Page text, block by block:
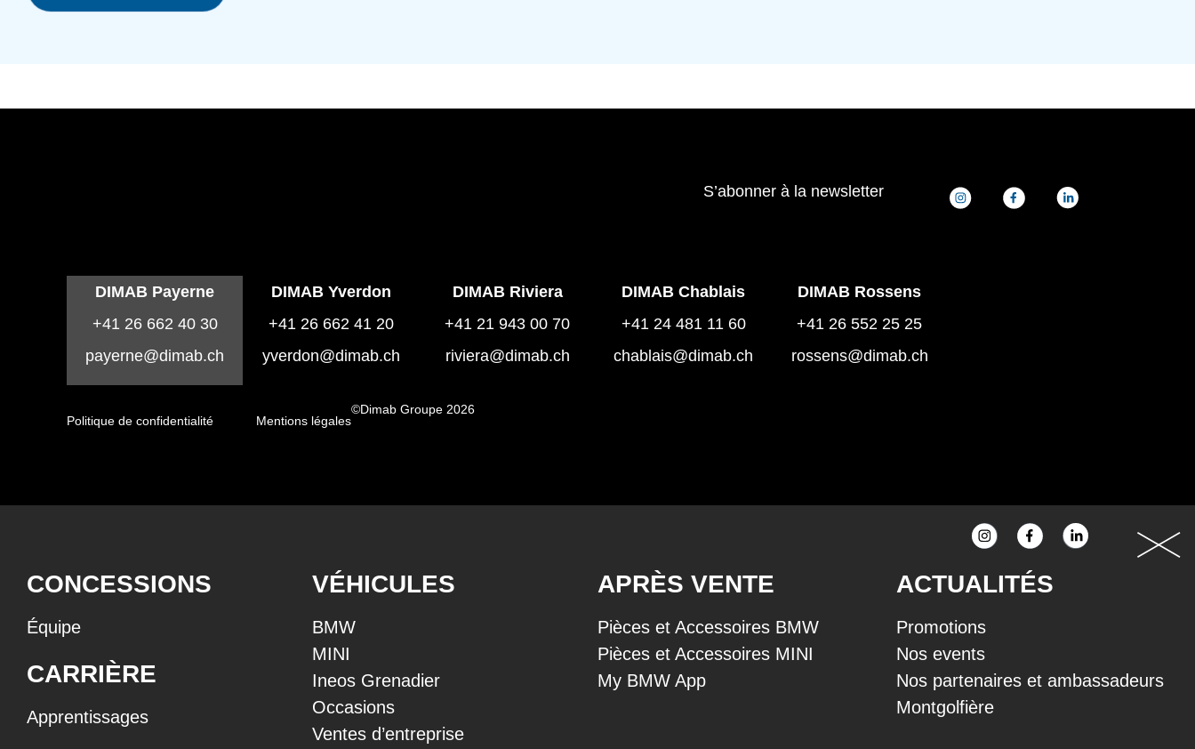
S’abonner à la newsletter
DIMAB Payerne
+41 26 662 40 30
payerne@dimab.ch
DIMAB Yverdon
+41 26 662 41 20
yverdon@dimab.ch
DIMAB Riviera
+41 21 943 00 70
riviera@dimab.ch
DIMAB Chablais
+41 24 481 11 60
chablais@dimab.ch
DIMAB Rossens
+41 26 552 25 25
rossens@dimab.ch
Politique de confidentialité Mentions légales
©Dimab Groupe 2026
CONCESSIONS
Équipe
CARRIÈRE
Apprentissages
VÉHICULES
BMW
MINI
Ineos Grenadier
Occasions
Ventes d’entreprise
APRÈS VENTE
Pièces et Accessoires BMW
Pièces et Accessoires MINI
My BMW App
ACTUALITÉS
Promotions
Nos events
Nos partenaires et ambassadeurs
Montgolfière